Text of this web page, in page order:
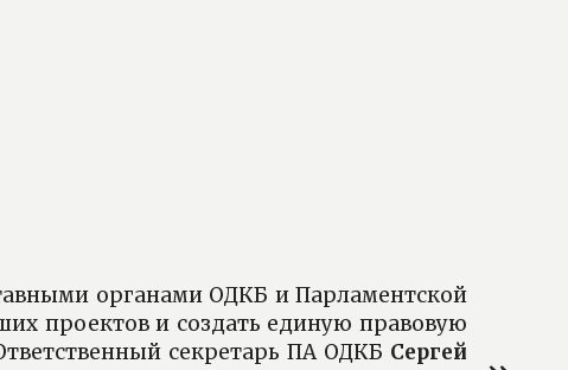
органами ОДКБ и Парламентской
проектов и создать единую правовую
секретарь ПА ОДКБ Сергей